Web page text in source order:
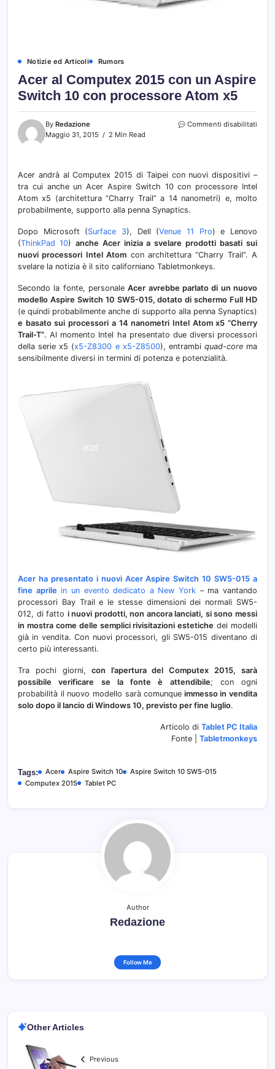
Notizie ed Articoli Rumors
Acer al Computex 2015 con un Aspire
Switch 10 con processore Atom x5
By Redazione
Maggio 31, 2015
2 Min Read
Commenti disabilitati
con
Atom
x5
Acer andrà al Computex 2015 di Taipei con nuovi dispositivi –
tra cui anche un Acer Aspire Switch 10 con processore Intel
Atom x5 (architettura “Charry Trail” a 14 nanometri) e, molto
probabilmente, supporto alla penna Synaptics.
Dopo Microsoft (Surface 3), Dell (Venue 11 Pro) e Lenovo
(ThinkPad 10) anche Acer inizia a svelare prodotti basati sui
nuovi processori Intel Atom con architettura “Charry Trail”. A
svelare la notizia è il sito californiano Tabletmonkeys.
Secondo la fonte, personaleAcer avrebbe parlato di un nuovo
modello Aspire Switch 10 SW5-015, dotato di schermo Full HD
(e quindi probabilmente anche di supporto alla penna Synaptics)
e basato sui processori a 14 nanometri Intel Atom x5 “Cherry
Trail-T”. Al momento Intel ha presentato due diversi processori
della serie x5 (x5-Z8300 e x5-Z8500), entrambi quad-corema
sensibilmente diversi in termini di potenza e potenzialità.
Acer ha presentato i nuovi Acer Aspire Switch 10 SW5-015 a
fine aprile in un evento dedicato a New York – ma vantando
processori Bay Trail e le stesse dimensioni dei normali SW5-
012, di fatto i nuovi prodotti, non ancora lanciati, si sono messi
in mostra come delle semplici rivisitazioni estetiche dei modelli
già in vendita. Con nuovi processori, gli SW5-015 diventano di
certo più interessanti.
Tra pochi giorni, con l’apertura del Computex 2015, sarà
possibile verificare se la fonte è attendibile; con ogni
probabilità il nuovo modello sarà comunque immesso in vendita
solo dopo il lancio di Windows 10, previsto per fine luglio.
Articolo di Tablet PC Italia
Fonte | Tabletmonkeys
Tags: Acer Aspire Switch 10
Aspire Switch 10 SW5-015
Computex 2015
Tablet PC
Author
Redazione
Follow Me
Other Articles
Previous